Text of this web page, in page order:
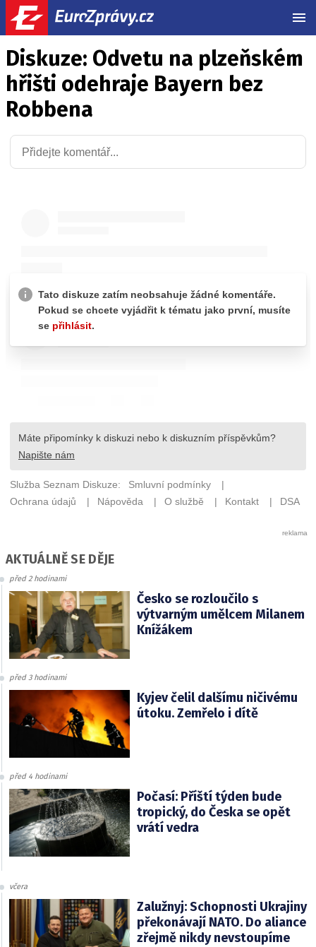
Diskuze: Odvetu na plzeňském
hřišti odehraje Bayern bez
Robbena
AKTUÁLNĚ SE DĚJE
před 2 hodinami
Česko se rozloučilo s
výtvarným umělcem Milanem
Knížákem
před 3 hodinami
Kyjev čelil dalšímu ničivému
útoku. Zemřelo i dítě
před 4 hodinami
Počasí: Příští týden bude
tropický, do Česka se opět
vrátí vedra
včera
Zalužnyj: Schopnosti Ukrajiny
překonávají NATO. Do aliance
zřejmě nikdy nevstoupíme